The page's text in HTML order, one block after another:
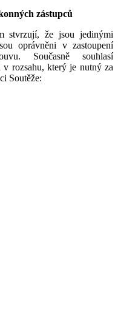
zástupců
stvrzují, že jsou jedinými
oprávněni v zastoupení
Současně souhlasí
rozsahu, který je nutný za
Soutěže: